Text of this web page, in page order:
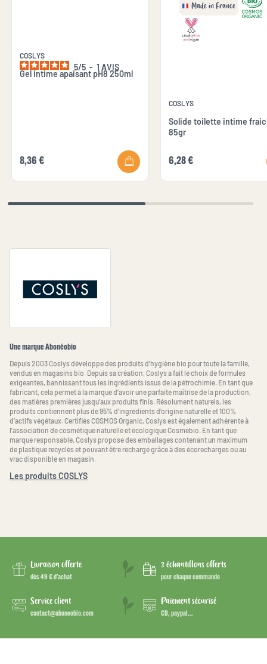
COSLYS
5/5 - 1 AVIS
Gel intime apaisant pH8 250ml
8,36 €
Made in France
COSLYS
Solide toilette intime
85gr
6,28 €
Une marque Abonéobio
Depuis 2003 Coslys développe des produits d’hygiène bio pour toute la famille,
vendus en magasins bio. Depuis sa création, Coslys a fait le choix de formules
exigeantes, bannissant tous les ingrédients issus de la pétrochimie. En tant que
fabricant, cela permet à la marque d’avoir une parfaite maîtrise de la production,
des matières premières jusqu’aux produits finis. Résolument naturels, les
produits contiennent plus de 95% d’ingrédients d’origine naturelle et 100%
d’actifs végétaux. Certifiés COSMOS Organic, Coslys est également adhérente à
l’association de cosmétique naturelle et écologique Cosmebio. En tant que
marque responsable, Coslys propose des emballages contenant un maximum
de plastique recyclés et pouvant être rechargé grâce à des écorecharges ou au
vrac disponible en magasin.
Les produits COSLYS
Livraison offerte
dès 49 € d’achat
3 échantillons offerts
pour chaque commande
Service client
contact@aboneobio.com
Paiement sécurisé
CB, paypal...